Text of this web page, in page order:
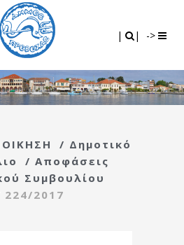
| | ->
/ Δημοτικό
/ Αποφάσεις
Συμβουλίου
224/2017